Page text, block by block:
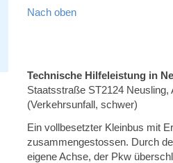
Nach oben
Technische Hilfeleistung in
Staatsstraße ST2124
(Verkehrsunfall, schwer)
Ein vollbesetzter Kleinbus mit
zusammengestossen. Durch
eigene Achse, der Pkw